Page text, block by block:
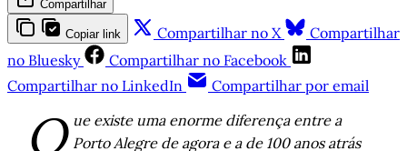
Compartilhar
Copiar link Compartilhar no X
Compartilhar
no Bluesky
Compartilhar no Facebook
Compartilhar no LinkedIn
Compartilhar por email
Q ue existe uma enorme diferença entre a
Porto Alegre de agora e a de 100 anos atrás